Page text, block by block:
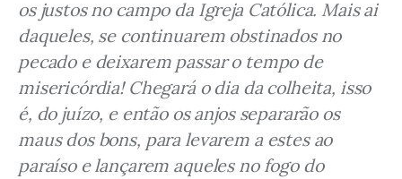
os justos no campo da Igreja Católica. Mais ai
daqueles, se continuarem obstinados no
pecado e deixarem passar o tempo de
misericórdia! Chegará o dia da colheita, isso
é, do juízo, e então os anjos separarão os
maus dos bons, para levarem a estes ao
paraíso e lançarem aqueles no fogo do